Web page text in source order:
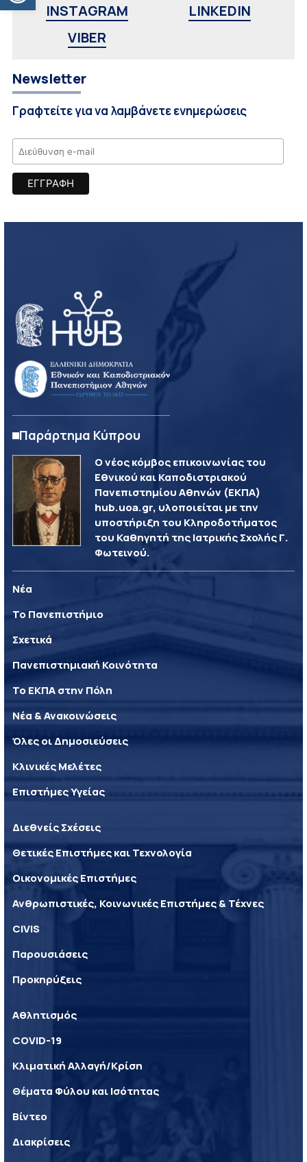
INSTAGRAM
LINKEDIN
VIBER
Newsletter
Γραφτείτε για να λαμβάνετε ενημερώσεις
Παράρτημα Κύπρου
Ο νέος κόμβος επικοινωνίας του
Εθνικού και Καποδιστριακού
Πανεπιστημίου Αθηνών (ΕΚΠΑ)
hub.uoa.gr, υλοποιείται με την
υποστήριξη του Κληροδοτήματος
του Καθηγητή της Ιατρικής Σχολής Γ.
Φωτεινού.
Νέα
Το Πανεπιστήμιο
Σχετικά
Πανεπιστημιακή Κοινότητα
Το ΕΚΠΑ στην Πόλη
Νέα & Ανακοινώσεις
Όλες οι Δημοσιεύσεις
Κλινικές Μελέτες
Επιστήμες Υγείας
Διεθνείς Σχέσεις
Θετικές Επιστήμες και Τεχνολογία
Οικονομικές Επιστήμες
Ανθρωπιστικές, Κοινωνικές Επιστήμες & Τέχνες
CIVIS
Παρουσιάσεις
Προκηρύξεις
Αθλητισμός
COVID-19
Κλιματική Αλλαγή/Κρίση
Θέματα Φύλου και Ισότητας
Βίντεο
Διακρίσεις